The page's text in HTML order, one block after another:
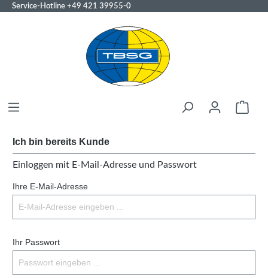
Service-Hotline +49 421 39955-0
Ich bin bereits Kunde
Einloggen mit E-Mail-Adresse und Passwort
Ihre E-Mail-Adresse
Ihr Passwort